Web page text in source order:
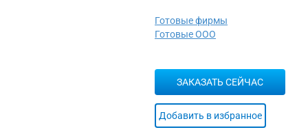
Готовые фирмы
Готовые ООО
ЗАКАЗАТЬ СЕЙЧАС
Добавить в избранное